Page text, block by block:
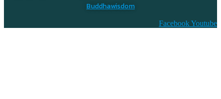
Buddhawisdom
FacebookYoutube